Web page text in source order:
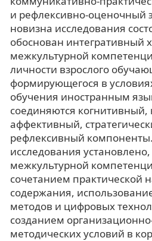
и рефлексивно-оценочный
новизна исследования
обоснован интегративный
межкультурной
личности взрослого
формирующегося в
обучения иностранным
соединяются
аффективный,
рефлексивный компоненты.
исследования
межкультурной
сочетанием практической
содержания,
методов и цифровых
созданием
методических условий в